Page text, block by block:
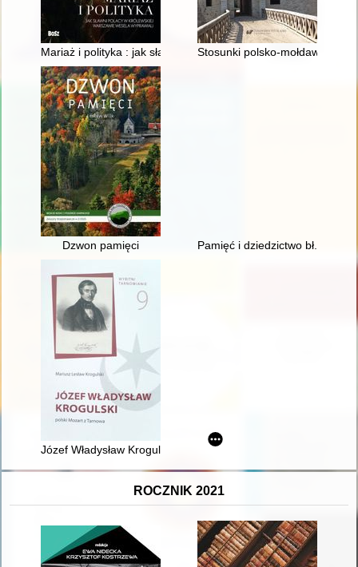
Mariaż i polityka : jak sławni Polacy w królewskiej Warszawie
Stosunki polsko-mołdawskie w
Dzwon pamięci Pamięć i dziedzictwo bł.
Józef Władysław Krogulski : polski Mozart z Tarnowa
ROCZNIK 2021